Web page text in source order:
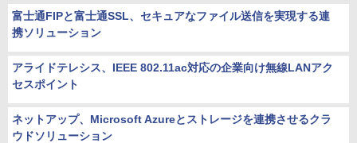
富士通FIPと富士通SSL、セキュアなファイル送信を実現する連
携ソリューション
アライドテレシス、IEEE 802.11ac対応の企業向け無線LANアク
セスポイント
ネットアップ、Microsoft Azureとストレージを連携させるクラ
ウドソリューション